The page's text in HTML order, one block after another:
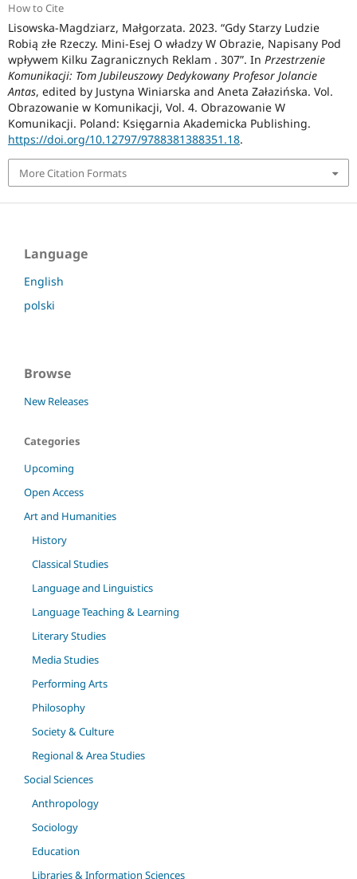
How to Cite
Lisowska-Magdziarz, Małgorzata. 2023. “Gdy Starzy Ludzie
Robią złe Rzeczy. Mini-Esej O władzy W Obrazie, Napisany Pod
wpływem Kilku Zagranicznych Reklam . 307”. In Przestrzenie
Komunikacji: Tom Jubileuszowy Dedykowany Profesor Jolancie
Antas, edited by Justyna Winiarska and Aneta Załazińska. Vol.
Obrazowanie w Komunikacji, Vol. 4. Obrazowanie W
Komunikacji. Poland: Księgarnia Akademicka Publishing.
https://doi.org/10.12797/9788381388351.18.
More Citation Formats
Language
English
polski
Browse
New Releases
Categories
Upcoming
Open Access
Art and Humanities
History
Classical Studies
Language and Linguistics
Language Teaching & Learning
Literary Studies
Media Studies
Performing Arts
Philosophy
Society & Culture
Regional & Area Studies
Social Sciences
Anthropology
Sociology
Education
Libraries & Information Sciences